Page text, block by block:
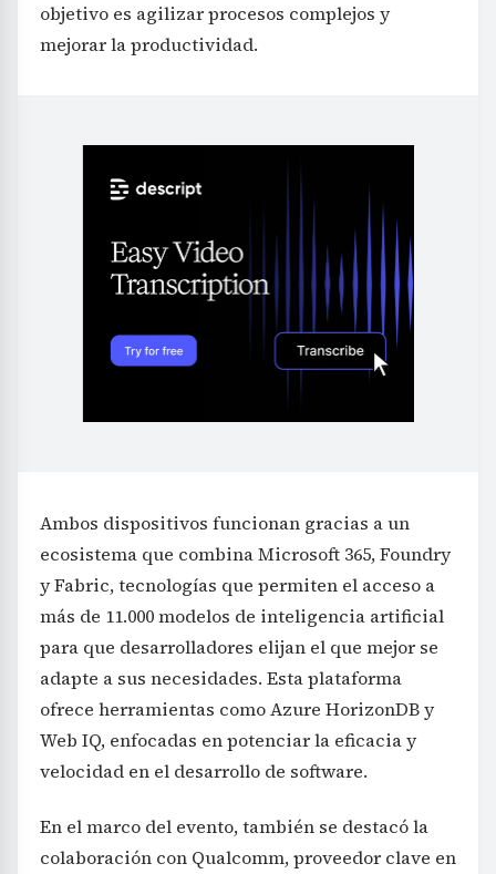
objetivo es agilizar procesos complejos y
mejorar la productividad.
Ambos dispositivos funcionan gracias a un
ecosistema que combina Microsoft 365, Foundry
y Fabric, tecnologías que permiten el acceso a
más de 11.000 modelos de inteligencia artificial
para que desarrolladores elijan el que mejor se
adapte a sus necesidades. Esta plataforma
ofrece herramientas como Azure HorizonDB y
Web IQ, enfocadas en potenciar la eficacia y
velocidad en el desarrollo de software.
En el marco del evento, también se destacó la
colaboración con Qualcomm, proveedor clave en